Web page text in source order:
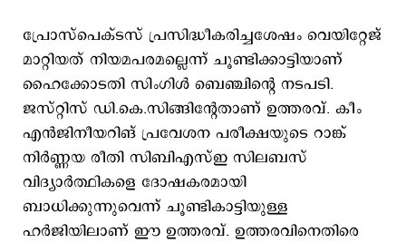
പ്രോസ്പെക്ടസ് പ്രസിദ്ധീകരിച്ചശേഷം വെയിറ്റേജ്
മാറ്റിയത് നിയമപരമല്ലെന്ന് ചൂണ്ടിക്കാട്ടിയാണ്
ഹൈക്കോടതി സിംഗിൾ ബെഞ്ചിന്റെ നടപടി.
ജസ്റ്റിസ് ഡി.കെ.സിങ്ങിന്റേതാണ് ഉത്തരവ്. കീം
എന്‍ജിനീയറിങ് പ്രവേശന പരീക്ഷയുടെ റാങ്ക്
നിര്‍ണ്ണയ രീതി സിബിഎസ്ഇ സിലബസ്
വിദ്യാര്‍ത്ഥികളെ ദോഷകരമായി
ബാധിക്കുന്നുവെന്ന് ചൂണ്ടികാട്ടിയുള്ള
ഹര്‍ജിയിലാണ് ഈ ഉത്തരവ്. ഉത്തരവിനെതിരെ